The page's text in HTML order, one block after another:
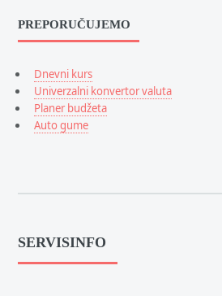
PREPORUČUJEMO
Dnevni kurs
Univerzalni konvertor valuta
Planer budžeta
Auto gume
SERVISINFO